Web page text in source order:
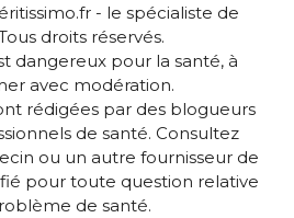
- le spécialiste de
droits réservés.
dangereux pour la santé, à
avec modération.
rédigées par des blogueurs
de santé. Consultez
ou un autre fournisseur de
pour toute question relative
de santé.